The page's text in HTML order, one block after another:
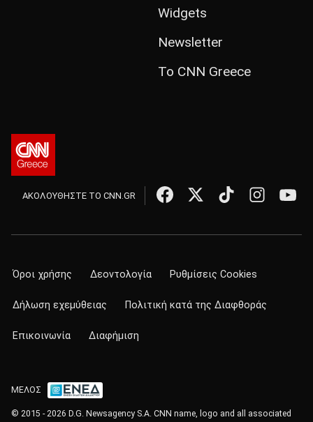
Widgets
Newsletter
Το CNN Greece
ΑΚΟΛΟΥΘΗΣΤΕ ΤΟ CNN.GR
Όροι χρήσης Δεοντολογία Ρυθμίσεις Cookies
Δήλωση εχεμύθειας Πολιτική κατά της Διαφθοράς
Επικοινωνία Διαφήμιση
ΜΕΛΟΣ
© 2015 - 2026 D.G. Newsagency S.A. CNN name, logo and all associated